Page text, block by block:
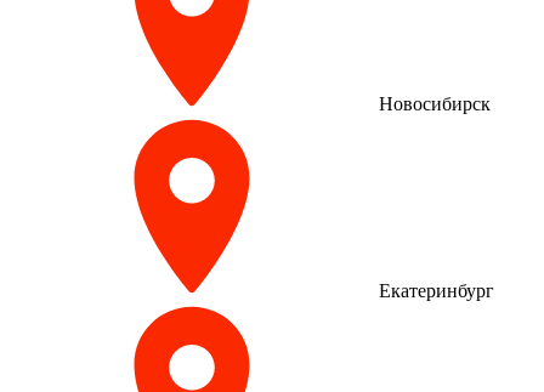
Новосибирск
Екатеринбург